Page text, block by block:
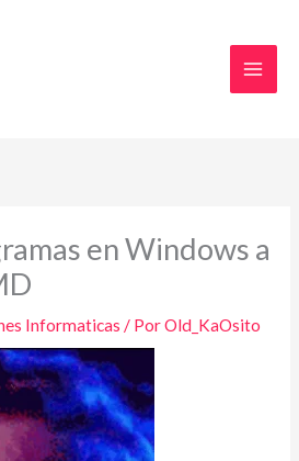
en Windows a
Informaticas / PorOld_KaOsito